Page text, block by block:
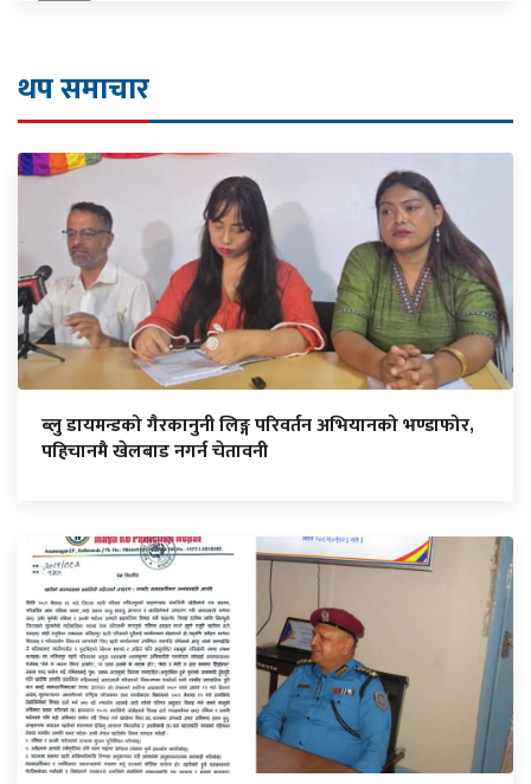
थप समाचार
ब्लु डायमन्डको गैरकानुनी लिङ्ग परिवर्तन अभियानको भण्डाफोर,
पहिचानमै खेलबाड नगर्न चेतावनी